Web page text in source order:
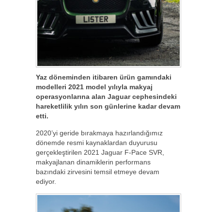
Yaz döneminden itibaren ürün gamındaki
modelleri 2021 model yılıyla makyaj
operasyonlarına alan Jaguar cephesindeki
hareketlilik yılın son günlerine kadar devam
etti.
2020’yi geride bırakmaya hazırlandığımız
dönemde resmi kaynaklardan duyurusu
gerçekleştirilen 2021 Jaguar F-Pace SVR,
makyajlanan dinamiklerin performans
bazındaki zirvesini temsil etmeye devam
ediyor.